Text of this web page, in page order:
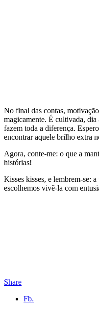
No final das contas,
magicamente. É cultivada, dia
fazem toda a diferença.
encontrar aquele brilho extra
Agora, conte-me: o que a
histórias!
Kisses kisses, e lembrem-se:
escolhemos vivê-la com
Share
Fb.